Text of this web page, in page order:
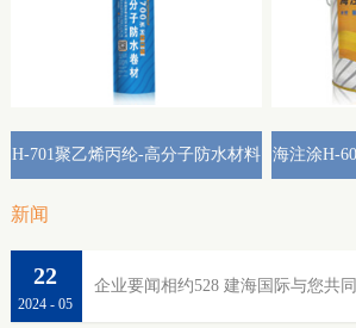
H-701聚乙烯丙纶-高分子防水材料 海注涂H-
新闻
2024 - 05
22